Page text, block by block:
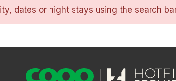
dates or night stays using the search